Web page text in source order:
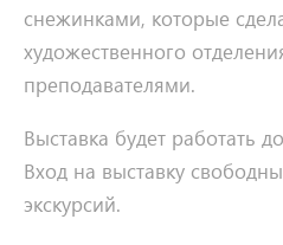
снежинками, которые
художественного
преподавателями.
Выставка будет работать
Вход на выставку
экскурсий.